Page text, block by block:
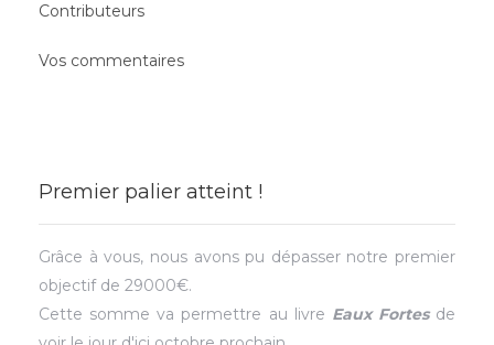
Contributeurs
Vos commentaires
Premier palier atteint !
Grâce à vous, nous avons pu dépasser notre premier
objectif de 29000€.
Cette somme va permettre au livre Eaux Fortesde